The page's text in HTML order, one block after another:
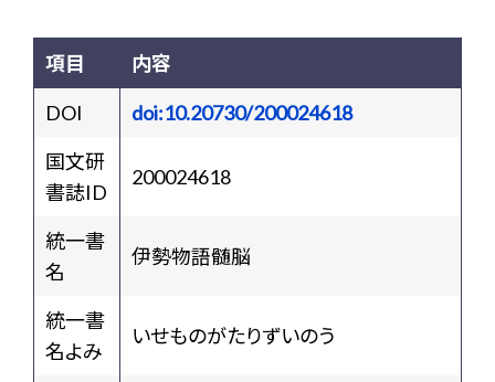
項目 内容
DOI
doi:10.20730/200024618
国文研
書誌ID
200024618
統一書
名
伊勢物語髄脳
統一書
名よみ
いせものがたりずいのう